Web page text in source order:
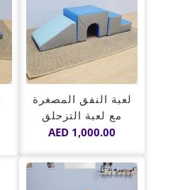
لعبة النفق المصغرة
مع لعبة التزحلق
AED 1,000.00